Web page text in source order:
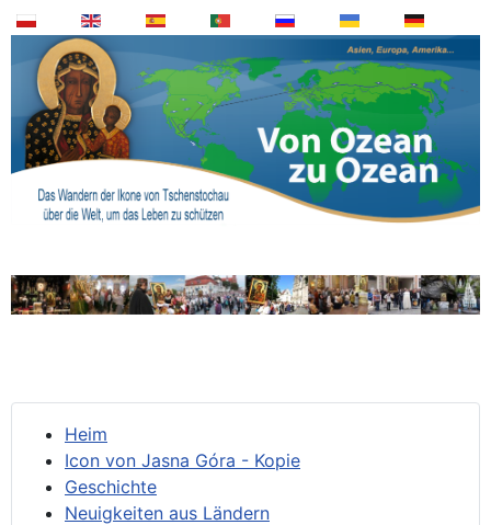
Heim
Icon von Jasna Góra - Kopie
Geschichte
Neuigkeiten aus Ländern